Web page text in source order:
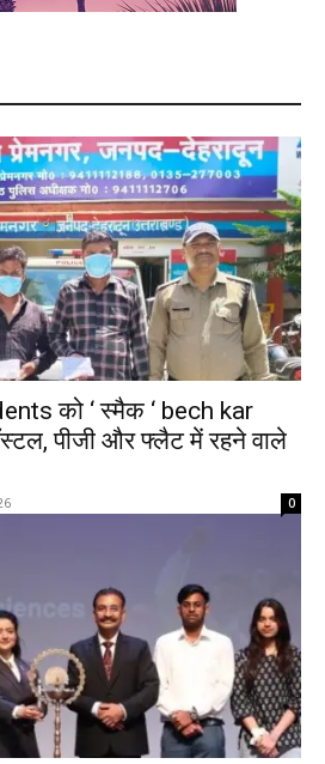
को ‘ स्मैक ‘ bech kar
पीजी और फ्लैट में रहने वाले
0